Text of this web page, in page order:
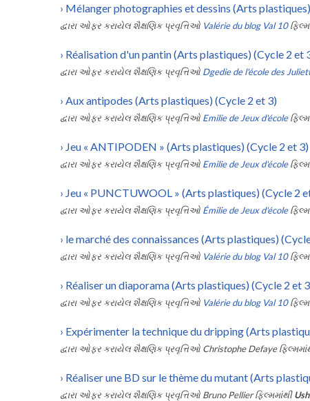
› Mélanger photographies et dessins (Arts
દ્વારા ઓફર કરાયેલ શૈક્ષણિક પ્રવૃત્તિઓ Valérie du blog Val 10
› Réalisation d'un pantin (Arts plastiques) (Cycle 2 et
દ્વારા ઓફર કરાયેલ શૈક્ષણિક પ્રવૃત્તિઓ Dgedie de l'école des
› Aux antipodes (Arts plastiques) (Cycle 2 et 3)
દ્વારા ઓફર કરાયેલ શૈક્ષણિક પ્રવૃત્તિઓ Emilie de Jeux d'école
› Jeu « ANTIPODEN » (Arts plastiques) (Cycle 2 et 3)
દ્વારા ઓફર કરાયેલ શૈક્ષણિક પ્રવૃત્તિઓ Emilie de Jeux d'école
› Jeu « PUNCTUWOOL » (Arts plastiques) (Cycle 2
દ્વારા ઓફર કરાયેલ શૈક્ષણિક પ્રવૃત્તિઓ Émilie de Jeux d'école
› le marché des connaissances (Arts plastiques)
દ્વારા ઓફર કરાયેલ શૈક્ષણિક પ્રવૃત્તિઓ Valérie du blog Val 10
› Réaliser un diaporama (Arts plastiques) (Cycle 2 et
દ્વારા ઓફર કરાયેલ શૈક્ષણિક પ્રવૃત્તિઓ Valérie du blog Val 10
› Expérimenter la technique du dripping (Arts
દ્વારા ઓફર કરાયેલ શૈક્ષણિક પ્રવૃત્તિઓ Christophe Defaye
› Réaliser une BD sur le thème du mutant (Arts
દ્વારા ઓફર કરાયેલ શૈક્ષણિક પ્રવૃત્તિઓ Bruno Pellier ફિલ્મમાંથી